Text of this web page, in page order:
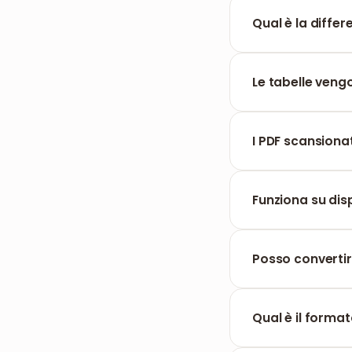
Qual è la
tutta la
Le tabelle
colonne
I PDF
elaborarle con
Funziona su
iOS o Android.
Posso
individuali.
Qual è il